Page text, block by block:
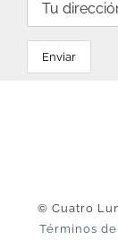
© Cuatro
Términos